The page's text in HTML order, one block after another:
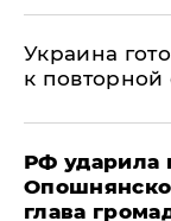
Украина
к повторной
РФ ударила
глава